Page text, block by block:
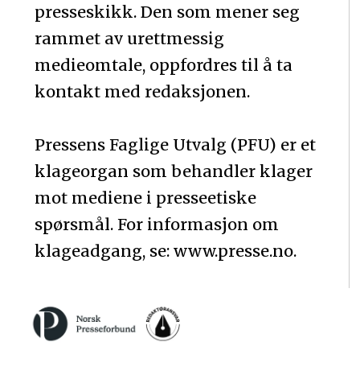
presseskikk. Den som mener seg
rammet av urettmessig
medieomtale, oppfordres til å ta
kontakt med redaksjonen.
Pressens Faglige Utvalg (PFU) er et
klageorgan som behandler klager
mot mediene i presseetiske
spørsmål. For informasjon om
klageadgang, se: www.presse.no.